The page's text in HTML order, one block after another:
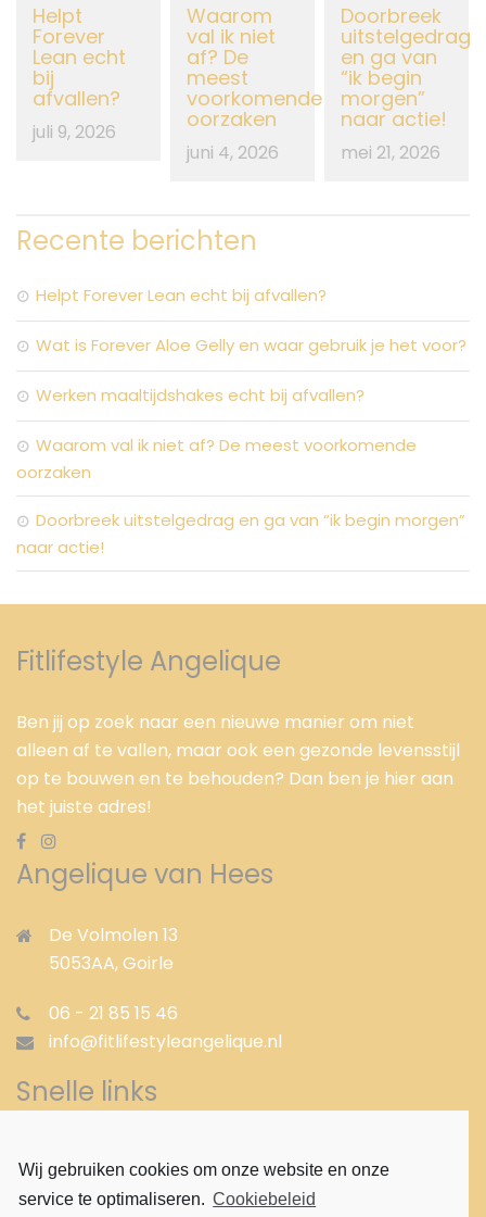
Wij gebruiken cookies om onze website en onze
service te optimaliseren. Cookiebeleid
Helpt
Forever
Lean echt
bij
afvallen?
juli 9, 2026
Waarom
val ik niet
af? De
meest
voorkomende
oorzaken
juni 4, 2026
Doorbreek
uitstelgedrag
en ga van
“ik begin
morgen”
naar actie!
mei 21, 2026
Recente berichten
Helpt Forever Lean echt bij afvallen?
Wat is Forever Aloe Gelly en waar gebruik je het voor?
Werken maaltijdshakes echt bij afvallen?
Waarom val ik niet af? De meest voorkomende
oorzaken
Doorbreek uitstelgedrag en ga van “ik begin morgen”
naar actie!
Fitlifestyle Angelique
Ben jij op zoek naar een nieuwe manier om niet
alleen af te vallen, maar ook een gezonde levensstijl
op te bouwen en te behouden? Dan ben je hier aan
het juiste adres!
Angelique van Hees
De Volmolen 13
5053AA,Goirle
06 - 21 85 15 46
info@fitlifestyleangelique.nl
Snelle links
Afvallen met shakes
Afvallen met pillen